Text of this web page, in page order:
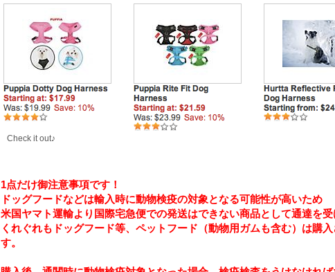
Check it out♪
1点だけ御注意事項です！
ドッグフードなどは輸入時に動物検疫の対象となる可能性が高いため
米国ヤマト運輸より国際宅急便での発送はできない商品として通達を受
くれぐれもドッグフード等、ペットフード（動物用ガムも含む）は購
す。